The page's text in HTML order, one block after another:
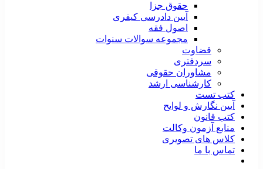
حقوق جزا
آیین دادرسی کیفری
اصول فقه
مجموعه سوالات سنوات
قضاوت
سردفتری
مشاوران حقوقی
کارشناسی ارشد
کتب تست
آیین نگارش و لوایح
کتب قانون
منابع آزمون وکالت
کلاس های تصویری
تماس با ما